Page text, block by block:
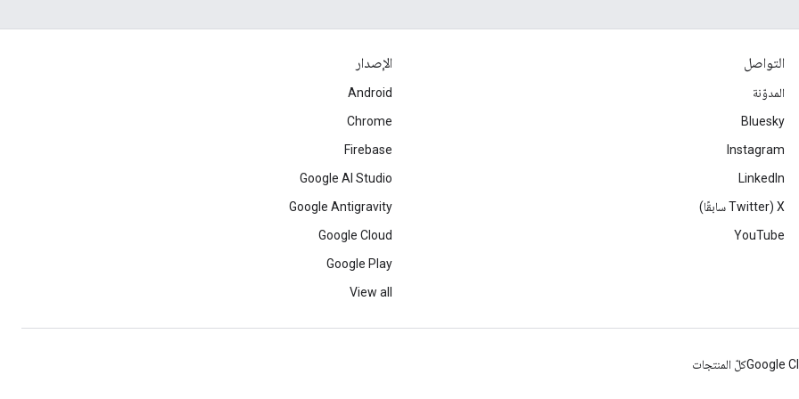
التواصل
المدوّنة
Bluesky
Instagram
LinkedIn
‫X ‏(Twitter سابقًا)
YouTube
الإصدار
Android
Chrome
Firebase
Google AI Studio
Google Antigravity
Google Cloud
Google Play
View all
Googleكلّ المنتجات